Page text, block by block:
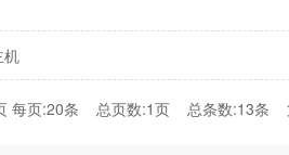
机
每页:20条 总页数:1页 总条数:13条